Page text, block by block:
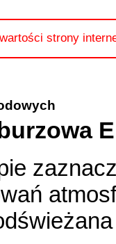
strony